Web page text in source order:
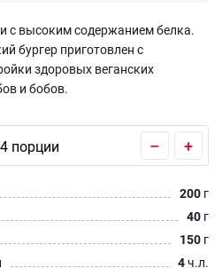
с высоким содержанием белка.
бургер приготовлен с
здоровых веганских
и бобов.
– +
200 г
40 г
150 г
4ч.л.